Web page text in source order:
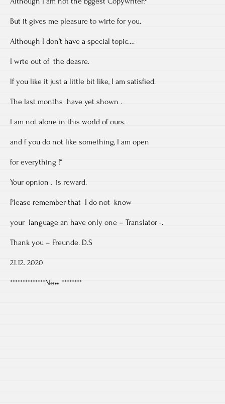
But it gives me pleasure to wirte for you.
Although I don’t have a special topic….
I wrte out of the deasre.
lf you like it just a little bit like, I am satisfied.
The last months have yet shown .
I am not alone in this world of ours.
and f you do not like something, I am open
for everything !“
Your opnion , is reward.
Please remember that I do not know
your language an have only one – Translator -.
Thank you – Freunde. D.S
21.12. 2020
**************New ********